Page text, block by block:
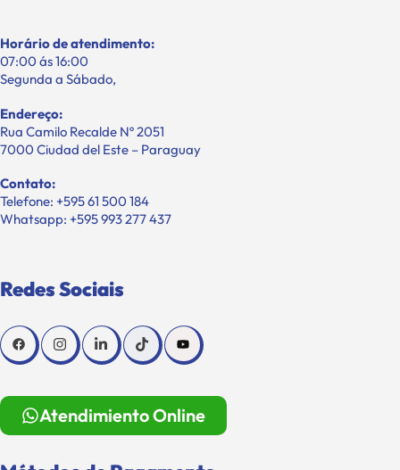
Horário de atendimento:
07:00 ás 16:00
Segunda a Sábado,
Endereço:
Rua Camilo Recalde Nº 2051
7000 Ciudad del Este – Paraguay
Contato:
Telefone: +595 61 500 184
Whatsapp: +595 993 277 437
Redes Sociais
Atendimiento Online